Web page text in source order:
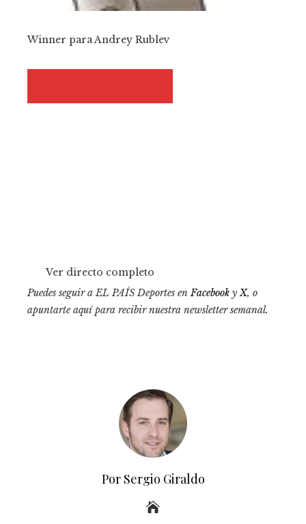
Winner para Andrey Rublev
Ver directo completo
Puedes seguir a EL PAÍS Deportes enFacebook yX, o
apuntarte aquí para recibirnuestra newsletter semanal.
Por Sergio Giraldo